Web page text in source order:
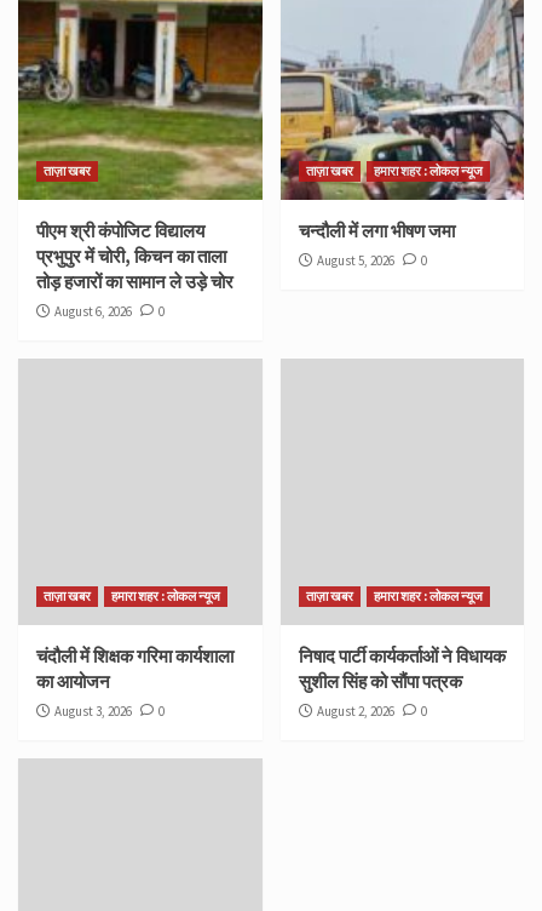
ताज़ा खबर
पीएम श्री कंपोजिट विद्यालय
प्रभुपुर में चोरी, किचन का ताला
तोड़ हजारों का सामान ले उड़े चोर
August 6, 2026 0
ताज़ा खबर हमारा शहर : लोकल न्यूज
चन्दौली में लगा भीषण जमा
August 5, 2026 0
ताज़ा खबर हमारा शहर : लोकल न्यूज
चंदौली में शिक्षक गरिमा कार्यशाला
का आयोजन
August 3, 2026 0
ताज़ा खबर हमारा शहर : लोकल न्यूज
निषाद पार्टी कार्यकर्ताओं ने विधायक
सुशील सिंह को सौंपा पत्रक
August 2, 2026 0